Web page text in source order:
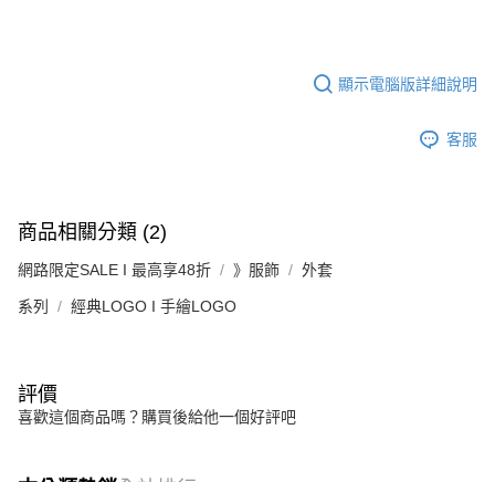
顯示電腦版詳細說明
客服
商品相關分類 (2)
網路限定SALE I 最高享48折 》服飾 外套
系列 經典LOGO I 手繪LOGO
評價
喜歡這個商品嗎？購買後給他一個好評吧